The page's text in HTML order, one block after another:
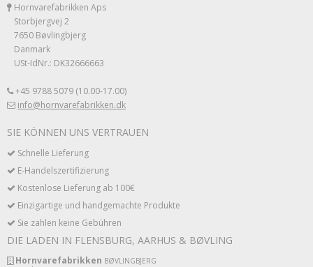
Hornvarefabrikken Aps
Storbjergvej 2
7650 Bøvlingbjerg
Danmark
USt-IdNr.: DK32666663
+45 9788 5079 (10.00-17.00)
info@hornvarefabrikken.dk
SIE KÖNNEN UNS VERTRAUEN
Schnelle Lieferung
E-Handelszertifizierung
Kostenlose Lieferung ab 100€
Einzigartige und handgemachte Produkte
Sie zahlen keine Gebühren
DIE LADEN IN FLENSBURG, AARHUS & BØVLING
Hornvarefabrikken BØVLINGBJERG